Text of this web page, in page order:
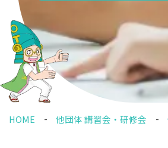
HOME 他団体 講習会・研修会